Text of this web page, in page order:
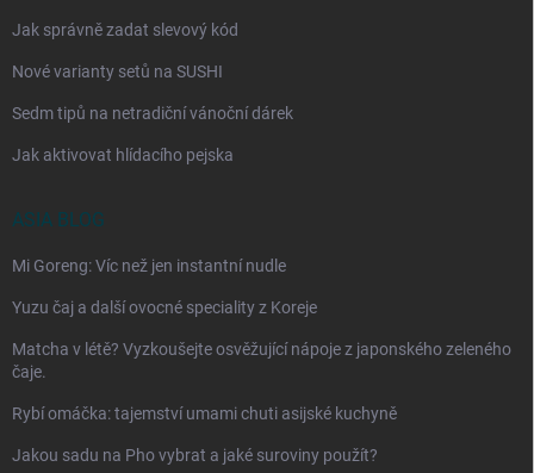
Jak správně zadat slevový kód
Nové varianty setů na SUSHI
Sedm tipů na netradiční vánoční dárek
Jak aktivovat hlídacího pejska
ASIA BLOG
Mi Goreng: Víc než jen instantní nudle
Yuzu čaj a další ovocné speciality z Koreje
Matcha v létě? Vyzkoušejte osvěžující nápoje z japonského zeleného
čaje.
Rybí omáčka: tajemství umami chuti asijské kuchyně
Jakou sadu na Pho vybrat a jaké suroviny použít?